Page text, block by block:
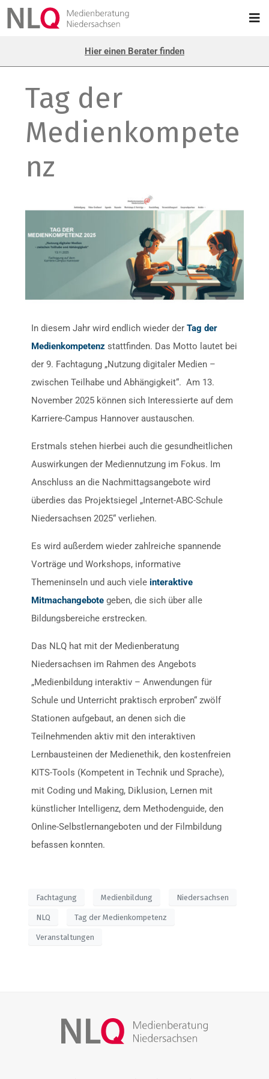
Hier einen Berater finden
Tag der
Medienkompete
nz
In diesem Jahr wird endlich wieder derTag der
Medienkompetenz stattfinden. Das Motto lautet bei
der 9. Fachtagung „Nutzung digitaler Medien –
zwischen Teilhabe und Abhängigkeit“. Am 13.
November 2025 können sich Interessierte auf dem
Karriere-Campus Hannover austauschen.
Erstmals stehen hierbei auch die gesundheitlichen
Auswirkungen der Mediennutzung im Fokus. Im
Anschluss an die Nachmittagsangebote wird
überdies das Projektsiegel „Internet-ABC-Schule
Niedersachsen 2025“ verliehen.
Es wird außerdem wieder zahlreiche spannende
Vorträge und Workshops, informative
Themeninseln und auch viele interaktive
Mitmachangebote geben, die sich über alle
Bildungsbereiche erstrecken.
Das NLQ hat mit der Medienberatung
Niedersachsen im Rahmen des Angebots
„Medienbildung interaktiv – Anwendungen für
Schule und Unterricht praktisch erproben“ zwölf
Stationen aufgebaut, an denen sich die
Teilnehmenden aktiv mit den interaktiven
Lernbausteinen der Medienethik, den kostenfreien
KITS-Tools (Kompetent in Technik und Sprache),
mit Coding und Making, Diklusion, Lernen mit
künstlicher Intelligenz, dem Methodenguide, den
Online-Selbstlernangeboten und der Filmbildung
befassen konnten.
Fachtagung Medienbildung Niedersachsen
NLQ Tag der Medienkompetenz
Veranstaltungen